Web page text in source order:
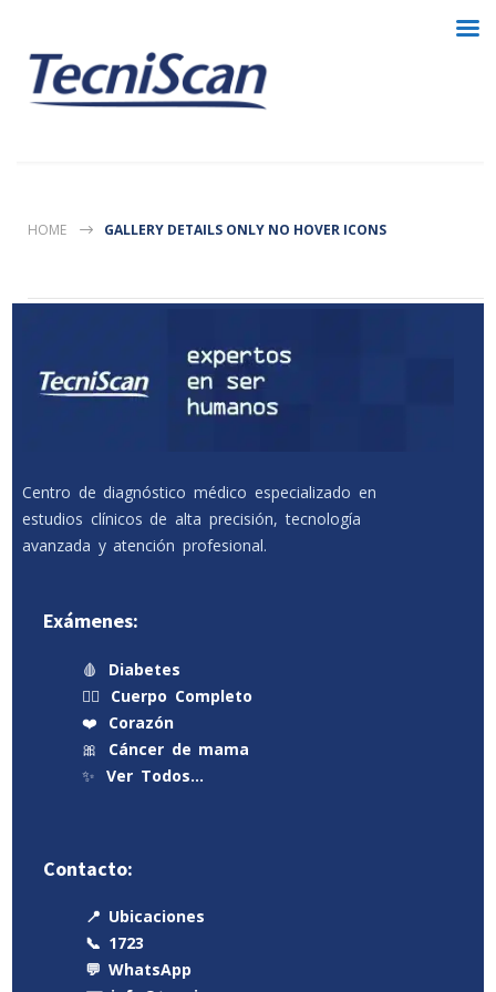
HOME GALLERY DETAILS ONLY NO HOVER ICONS
Centro de diagnóstico médico especializado en
estudios clínicos de alta precisión, tecnología
avanzada y atención profesional.
Exámenes:
🩸
Diabetes
🧍‍♂️
Cuerpo Completo
❤️
Corazón
🎀
Cáncer de mama
✨ Ver Todos…
Contacto:
📍 Ubicaciones
📞 1723
💬 WhatsApp